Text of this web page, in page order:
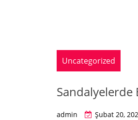
Uncategorized
Sandalyelerde
admin Şubat 20,